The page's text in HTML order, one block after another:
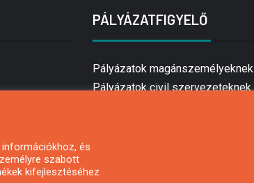
PÁLYÁZATFIGYELŐ
Pályázatok magánszemélyeknek
Pályázatok civil szervezeteknek
és
szabott
kifejlesztéséhez